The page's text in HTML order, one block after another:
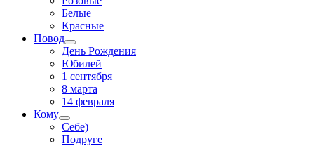
Белые
Красные
Повод
День Рождения
Юбилей
1 сентября
8 марта
14 февраля
Кому
Себе)
Подруге